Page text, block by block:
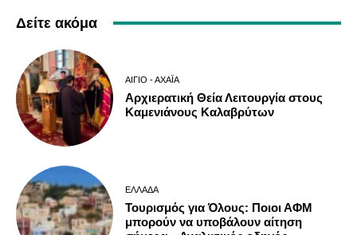
Δείτε ακόμα
ΑΊΓΙΟ - ΑΧΑΪ́Α
Αρχιερατική Θεία Λειτουργία στους
Καμενιάνους Καλαβρύτων
ΕΛΛΆΔΑ
Τουρισμός για Όλους: Ποιοι ΑΦΜ
μπορούν να υποβάλουν αίτηση